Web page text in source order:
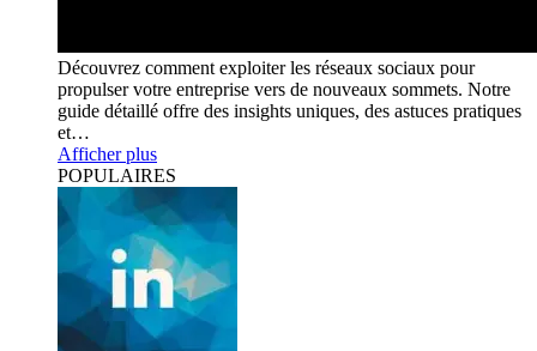
Découvrez comment exploiter les réseaux sociaux pour
propulser votre entreprise vers de nouveaux sommets. Notre
guide détaillé offre des insights uniques, des astuces pratiques
et…
Afficher plus
POPULAIRES